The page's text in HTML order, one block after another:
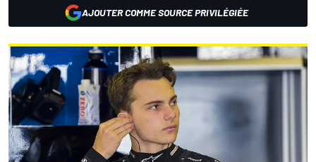
AJOUTER COMME SOURCE PRIVILÉGIÉE